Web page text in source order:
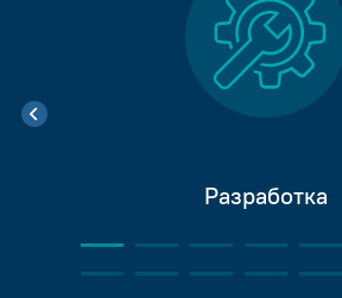
Разработка